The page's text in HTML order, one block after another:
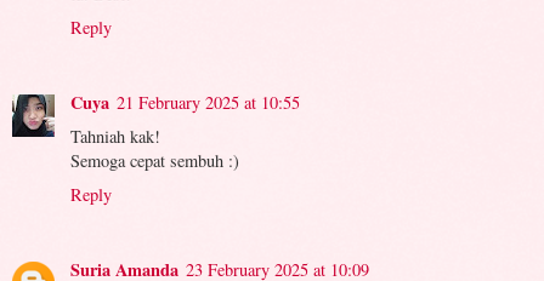
Reply
Cuya 21 February 2025 at 10:55
Tahniah kak!
Semoga cepat sembuh :)
Reply
Suria Amanda 23 February 2025 at 10:09